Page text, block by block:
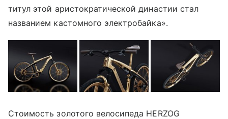
титул этой аристократической династии стал
названием кастомного электробайка».
Стоимость золотого велосипеда HERZOG